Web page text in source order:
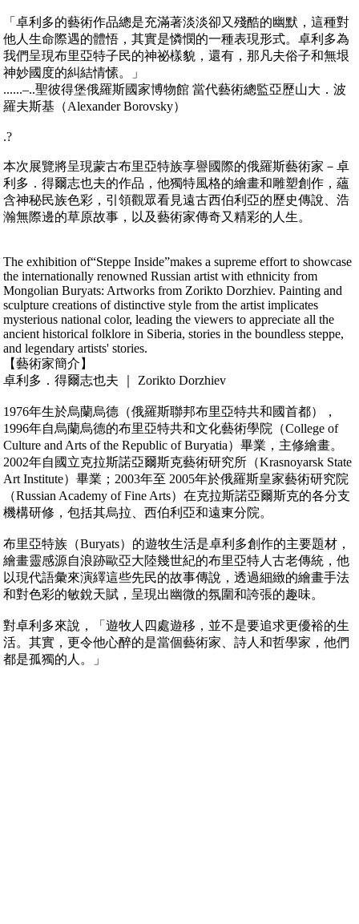
「卓利多的藝術作品總是充滿著淡淡卻又殘酷的幽默，這種對
他人生命際遇的體悟，其實是憐憫的一種表現形式。卓利多為
我們呈現布里亞特子民的神祕樣貌，還有，那凡夫俗子和無垠
神妙國度的糾結情愫。」
......–..聖彼得堡俄羅斯國家博物館 當代藝術總監亞歷山大．波
羅夫斯基（Alexander Borovsky）
.?
本次展覽將呈現蒙古布里亞特族享譽國際的俄羅斯藝術家－卓
利多．得爾志也夫的作品，他獨特風格的繪畫和雕塑創作，蘊
含神秘民族色彩，引領觀眾看見遠古西伯利亞的歷史傳說、浩
瀚無際邊的草原故事，以及藝術家傳奇又精彩的人生。
The exhibition of“Steppe Inside”makes a supreme effort to showcase
the internationally renowned Russian artist with ethnicity from
Mongolian Buryats: Artworks from Zorikto Dorzhiev. Painting and
sculpture creations of distinctive style from the artist implicates
mysterious national color, leading the viewers to appreciate all the
ancient historical folklore in Siberia, stories in the boundless steppe,
and legendary artists' stories.
【藝術家簡介】
卓利多．得爾志也夫 ｜ Zorikto Dorzhiev
1976年生於烏蘭烏德（俄羅斯聯邦布里亞特共和國首都），
1996年自烏蘭烏德的布里亞特共和文化藝術學院（College of
Culture and Arts of the Republic of Buryatia）畢業，主修繪畫。
2002年自國立克拉斯諾亞爾斯克藝術研究所（Krasnoyarsk State
Art Institute）畢業；2003年至 2005年於俄羅斯皇家藝術研究院
（Russian Academy of Fine Arts）在克拉斯諾亞爾斯克的各分支
機構研修，包括其烏拉、西伯利亞和遠東分院。
布里亞特族（Buryats）的遊牧生活是卓利多創作的主要題材，
繪畫靈感源自浪跡歐亞大陸幾世紀的布里亞特人古老傳統，他
以現代語彙來演繹這些先民的故事傳說，透過細緻的繪畫手法
和對色彩的敏銳天賦，呈現出幽微的氛圍和誇張的趣味。
對卓利多來說，「遊牧人四處遊移，並不是要追求更優裕的生
活。其實，更令他心醉的是當個藝術家、詩人和哲學家，他們
都是孤獨的人。」